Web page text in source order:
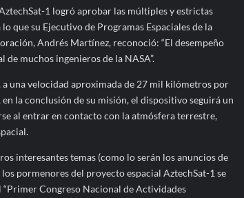
1 logró aprobar las múltiples y estrictas
que su Ejecutivo de Programas Espaciales de la
Andrés Martínez, reconoció: “El desempeño
muchos ingenieros de la NASA”.
una velocidad aproximada de 27 mil kilómetros por
la conclusión de su misión, el dispositivo seguirá un
al entrar en contacto con la atmósfera terrestre,
interesantes temas (como lo serán los anuncios de
pormenores del proyecto espacial AztechSat-1 se
Congreso Nacional de Actividades